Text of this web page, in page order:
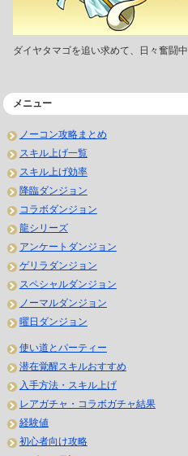
ダイヤタマゴを追い求めて、日々奮闘中
メニュー
ノーコン攻略まとめ
スキル上げ一覧
スキル上げ効率
降臨ダンジョン
コラボダンジョン
龍シリーズ
アンケートダンジョン
ゲリラダンジョン
スペシャルダンジョン
ノーマルダンジョン
曜日ダンジョン
使い道とパーティー
潜在覚醒スキルおすすめ
入手方法・スキル上げ
レアガチャ・コラボガチャ結果
経験値
初心者向け攻略